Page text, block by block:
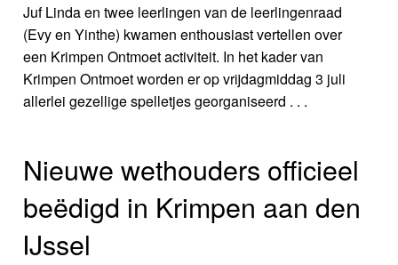
Juf Linda en twee leerlingen van de leerlingenraad
(Evy en Yinthe) kwamen enthousiast vertellen over
een Krimpen Ontmoet activiteit. In het kader van
Krimpen Ontmoet worden er op vrijdagmiddag 3 juli
allerlei gezellige spelletjes georganiseerd . . .
Nieuwe wethouders officieel
beëdigd in Krimpen aan den
IJssel